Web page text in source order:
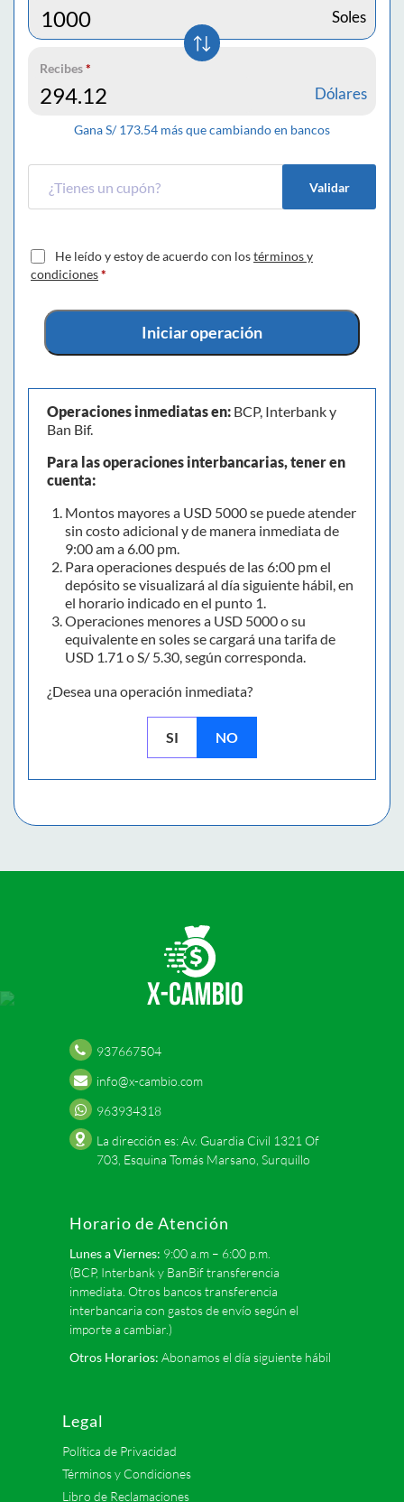
Soles
Recibes*
Dólares
Gana S/173.54 más que cambiando en bancos
Validar
He leído y estoy de acuerdo con lostérminos y
condiciones*
Iniciar operación
Operaciones inmediatas en: BCP, Interbank y
Ban Bif.
Para las operaciones interbancarias, tener en
cuenta:
Montos mayores a USD 5000 se puede atender
sin costo adicional y de manera inmediata de
9:00 am a 6.00 pm.
Para operaciones después de las 6:00 pm el
depósito se visualizará al día siguiente hábil, en
el horario indicado en el punto 1.
Operaciones menores a USD 5000 o su
equivalente en soles se cargará una tarifa de
USD 1.71 o S/ 5.30, según corresponda.
¿Desea una operación inmediata?
SI NO
937667504
info@x-cambio.com
963934318
La dirección es: Av. Guardia Civil 1321 Of
703, Esquina Tomás Marsano, Surquillo
Horario de Atención
Lunes a Viernes: 9:00 a.m – 6:00 p.m.
(BCP, Interbank y BanBif transferencia
inmediata. Otros bancos transferencia
interbancaria con gastos de envío según el
importe a cambiar.)
Otros Horarios: Abonamos el día siguiente hábil
Legal
Política de Privacidad
Términos y Condiciones
Libro de Reclamaciones